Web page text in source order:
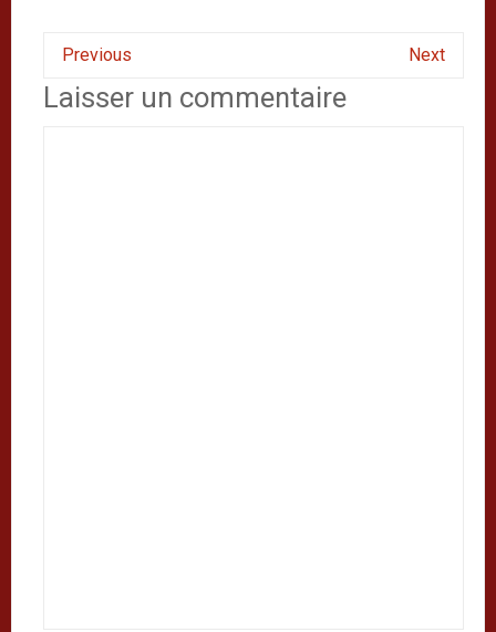
Previous Next
Laisser un commentaire